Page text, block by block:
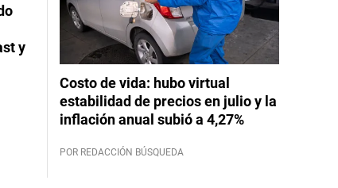
y
Costo de vida: hubo virtual
estabilidad de precios en julio y la
inflación anual subió a 4,27%
POR REDACCIÓN BÚSQUEDA